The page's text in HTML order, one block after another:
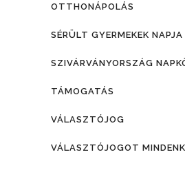
OTTHONÁPOLÁS
SÉRÜLT GYERMEKEK NAPJA
SZIVÁRVÁNYORSZÁG
TÁMOGATÁS
VÁLASZTÓJOG
VÁLASZTÓJOGOT